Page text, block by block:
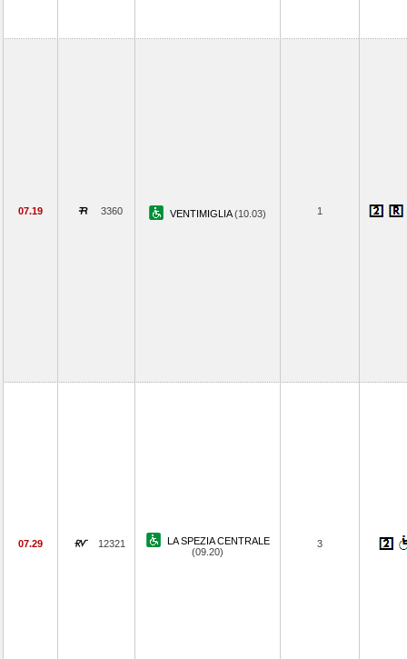
07.19 3360 VENTIMIGLIA(10.03) 1
07.29 12321
LA SPEZIA CENTRALE
(09.20)
3